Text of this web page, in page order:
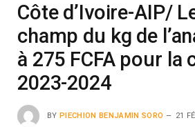
Côte d’Ivoire-AIP/
champ du kg de
à 275 FCFA pour la
2023-2024
BY PIECHION BENJAMIN SORO 21